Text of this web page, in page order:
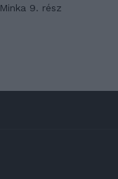
Minka 9. rész